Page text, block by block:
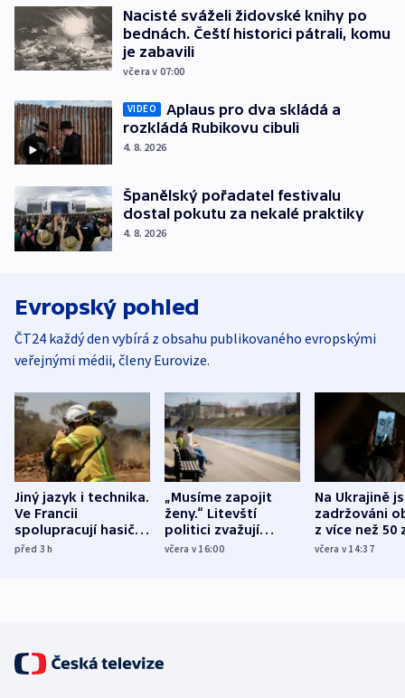
Nacisté sváželi židovské knihy po
bednách. Čeští historici pátrali, komu
je zabavili
včera v 07:00
VIDEO
Aplaus pro dva skládá a
rozkládá Rubikovu cibuli
4. 8. 2026
Španělský pořadatel festivalu
dostal pokutu za nekalé praktiky
4. 8. 2026
Evropský pohled
ČT24 každý den vybírá z obsahu publikovaného evropskými
veřejnými médii, členy Eurovize.
Jiný jazyk i technika.
Ve Francii
spolupracují hasiči z
různých zemí
před 3h
„Musíme zapojit
ženy.“ Litevští
politici zvažují
dohodu o
včera v 16:00
Na Ukrajině
zadržováni
z více než 50
Bojovali na
včera v 14:37